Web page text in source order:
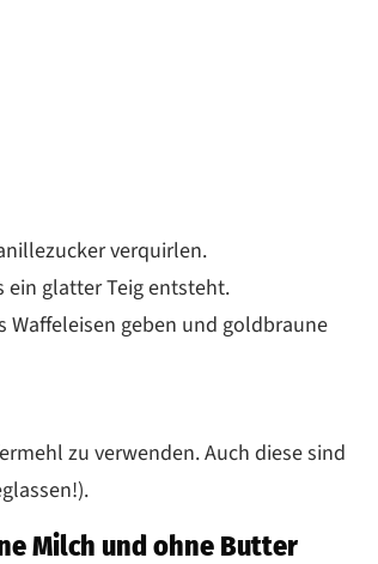
verquirlen.
ein glatter Teig entsteht.
Waffeleisen geben und goldbraune
zu verwenden. Auch diese sind
Milch und ohne Butter